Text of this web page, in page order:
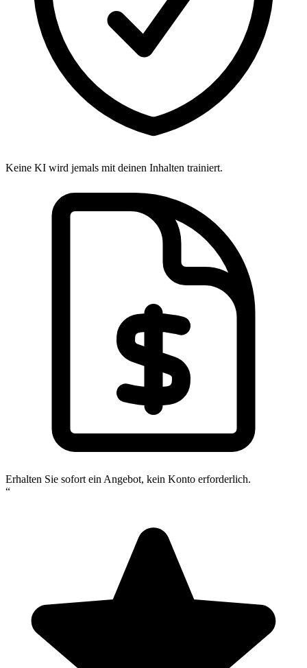
Keine KI wird jemals mit deinen Inhalten trainiert.
Erhalten Sie sofort ein Angebot, kein Konto erforderlich.
“